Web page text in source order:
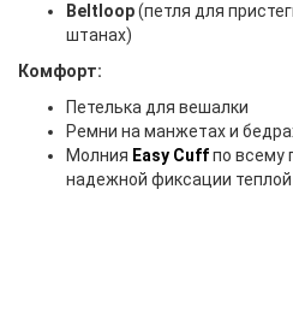
Beltloop(петля для
штанах)
Комфорт:
Петелька для вешалки
Ремни на манжетах и
Молния Easy Cuffпо всему
надежной фиксации